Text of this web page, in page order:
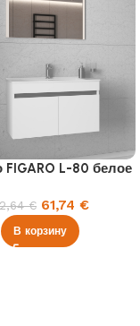
FIGARO L-80 белое
€ 61,74 €
В корзину